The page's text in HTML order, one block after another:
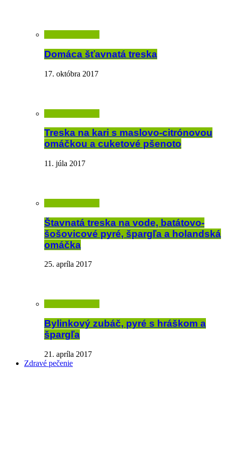
Domáca šťavnatá treska
17. októbra 2017
Treska na kari s maslovo-citrónovou
omáčkou a cuketové pšenoto
11. júla 2017
Štavnatá treska na vode, batátovo-
šošovicové pyré, špargľa a holandská
omáčka
25. apríla 2017
Bylinkový zubáč, pyré s hráškom a
špargľa
21. apríla 2017
Zdravé pečenie